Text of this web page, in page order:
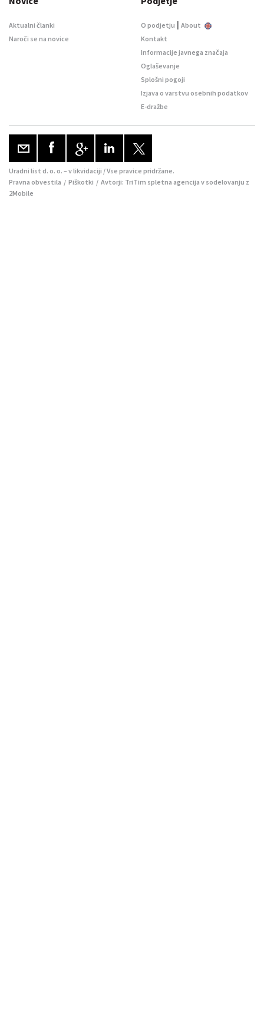
Aktualni članki
Naroči se na novice
O podjetju | About
Kontakt
Informacije javnega značaja
Oglaševanje
Splošni pogoji
Izjava o varstvu osebnih podatkov
E-dražbe
Uradni list d. o. o. – v likvidaciji / Vse pravice pridržane.
Pravna obvestila / Piškotki / Avtorji: TriTim spletna agencija v sodelovanju z
2Mobile